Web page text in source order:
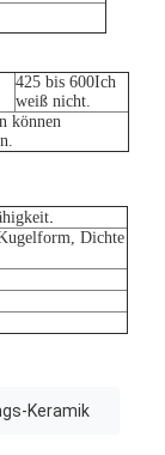
425 bis 600Ich
weiß nicht.
können
Dichte
Keramik